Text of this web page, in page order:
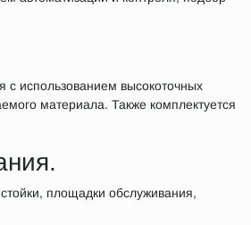
с использованием высокоточных
материала. Также комплектуется
площадки обслуживания,